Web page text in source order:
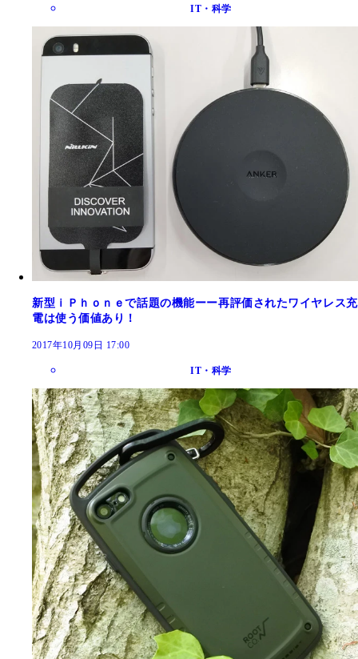
IT・科学
新型ｉＰｈｏｎｅで話題の機能ーー再評価されたワイヤレス充
電は使う価値あり！
2017年10月09日 17:00
IT・科学